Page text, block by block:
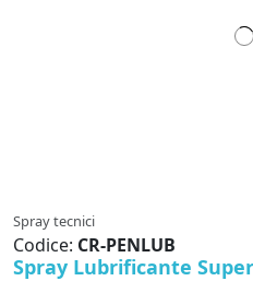
Spray tecnici
Codice: CR-PENLUB
Spray Lubrificante